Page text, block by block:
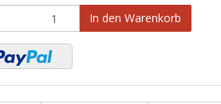
In den Warenkorb